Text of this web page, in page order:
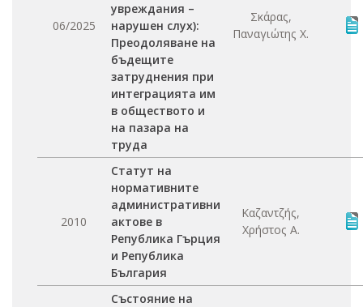
06/2025
увреждания –
нарушен слух):
Преодоляване на
бъдещите
затруднения при
интеграцията им
в обществото и
на пазара на
труда
Σκάρας,
Παναγιώτης Χ.
2010
Статут на
нормативните
административни
актове в
Република Гърция
и Република
България
Καζαντζής,
Χρήστος Α.
Състояние на